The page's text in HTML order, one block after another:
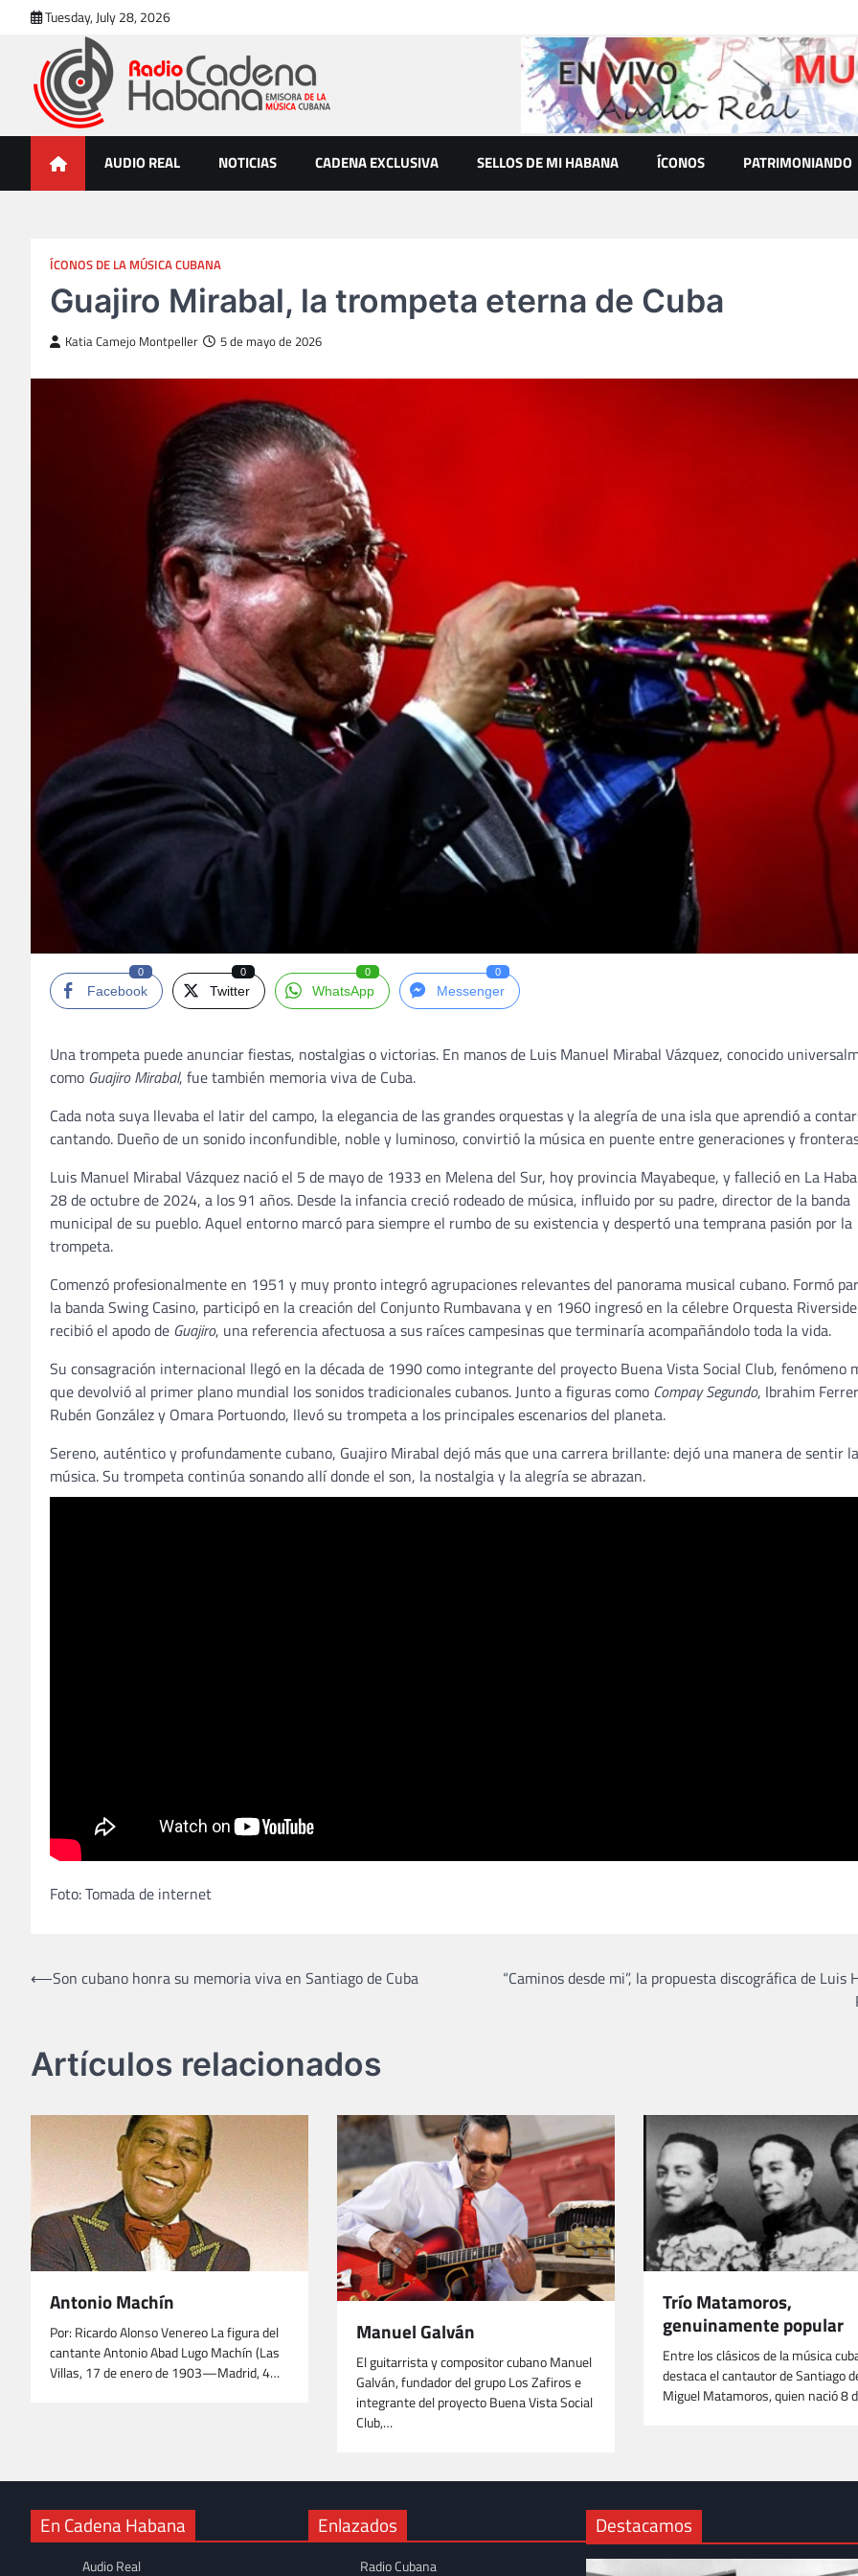
content
Tuesday, July 28, 2026
Radio Cadena Habana
AUDIO REAL NOTICIAS CADENA EXCLUSIVA SELLOS DE MI HABANA ÍCONOS PATRIMONIANDO
ÍCONOS DE LA MÚSICA CUBANA
Guajiro Mirabal, la trompeta eterna de Cuba
Katia Camejo Montpeller 5 de mayo de 2026
Facebook
0
Twitter
0
WhatsApp
0
Messenger
0
Una trompeta puede anunciar fiestas, nostalgias o victorias. En manos de Luis Manuel Mirabal Vázquez, conocido
como Guajiro Mirabal, fue también memoria viva de Cuba.
Cada nota suya llevaba el latir del campo, la elegancia de las grandes orquestas y la alegría de una isla que aprendió a
cantando. Dueño de un sonido inconfundible, noble y luminoso, convirtió la música en puente entre generaciones y
Luis Manuel Mirabal Vázquez nació el 5 de mayo de 1933 en Melena del Sur, hoy provincia Mayabeque, y falleció en La
28 de octubre de 2024, a los 91 años. Desde la infancia creció rodeado de música, influido por su padre, director de la banda
municipal de su pueblo. Aquel entorno marcó para siempre el rumbo de su existencia y despertó una temprana pasión por la
trompeta.
Comenzó profesionalmente en 1951 y muy pronto integró agrupaciones relevantes del panorama musical cubano. Formó
la banda Swing Casino, participó en la creación del Conjunto Rumbavana y en 1960 ingresó en la célebre Orquesta
recibió el apodo de Guajiro, una referencia afectuosa a sus raíces campesinas que terminaría acompañándolo toda la vida.
Su consagración internacional llegó en la década de 1990 como integrante del proyecto Buena Vista Social Club, fenómeno
que devolvió al primer plano mundial los sonidos tradicionales cubanos. Junto a figuras como Compay Segundo, Ibrahim
Rubén González y Omara Portuondo, llevó su trompeta a los principales escenarios del planeta.
Sereno, auténtico y profundamente cubano, Guajiro Mirabal dejó más que una carrera brillante: dejó una manera de sentir la
música. Su trompeta continúa sonando allí donde el son, la nostalgia y la alegría se abrazan.
Foto: Tomada de internet
Navegación
⟵Son cubano honra su memoria viva en Santiago de Cuba
“Caminos desde mi”, la propuesta discográfica de Luis
Artículos relacionados
Antonio Machín
Por: Ricardo Alonso Venereo La figura del
cantante Antonio Abad Lugo Machín (Las
Villas, 17 de enero de 1903—Madrid, 4…
Manuel Galván
El guitarrista y compositor cubano Manuel
Galván, fundador del grupo Los Zafiros e
integrante del proyecto Buena Vista Social
Club,…
Trío Matamoros,
genuinamente popular
Entre los clásicos de la música
destaca el cantautor de Santiago
Miguel Matamoros, quien nació 8
En Cadena Habana
Audio Real
Enlazados
Radio Cubana
Destacamos